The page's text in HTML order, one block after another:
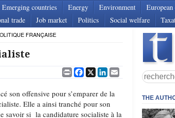
Emerging countries Energy Environment
trade Job market Politics Social welfare
FRANÇAISE
PrintFacebook
X LinkedIn
Email
son offensive pour s’emparer de la
Elle a ainsi tranché pour son
savoir si la candidature socialiste à la
THE